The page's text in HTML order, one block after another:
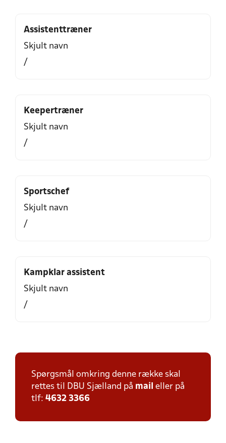
Assistenttræner
Skjult navn
/
Keepertræner
Skjult navn
/
Sportschef
Skjult navn
/
Kampklar assistent
Skjult navn
/
Spørgsmål omkring denne række skal
rettes til DBU Sjælland på mail eller på
tlf: 4632 3366